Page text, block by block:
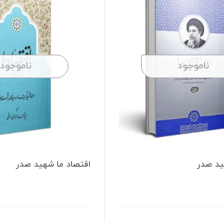
ناموجود
صدر
ناموجود
اقتصاد ما شهید صدر